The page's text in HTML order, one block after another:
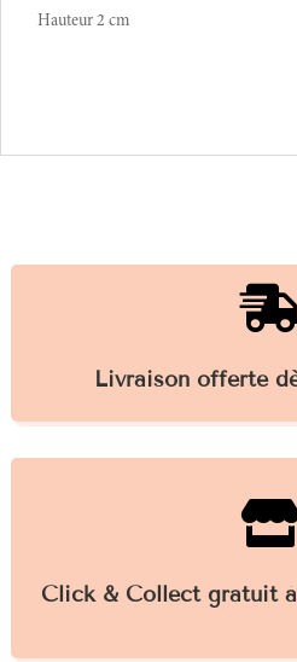
Hauteur 2 cm
Livraison offerte
Click & Collect gratuit